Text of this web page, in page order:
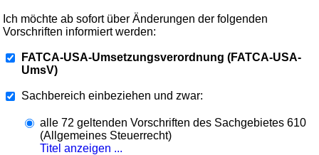
Ich möchte ab sofort über Änderungen der folgenden
Vorschriften informiert werden:
FATCA-USA-Umsetzungsverordnung (FATCA-USA-
UmsV)
Sachbereich einbeziehen und zwar:
alle 72 geltenden Vorschriften des Sachgebietes 610
(Allgemeines Steuerrecht)
Titel anzeigen ...